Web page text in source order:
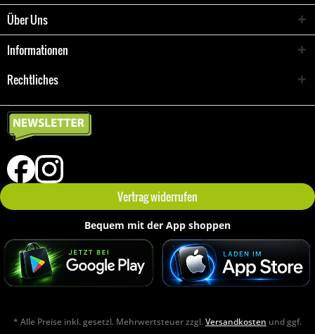
Über Uns
Informationen
Rechtliches
Vertrag widerrufen
Bequem mit der App shoppen
* Alle Preise inkl. gesetzl. Mehrwertsteuer zzgl.Versandkosten und ggf.